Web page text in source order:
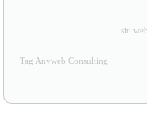
siti
Tag Anyweb Consulting